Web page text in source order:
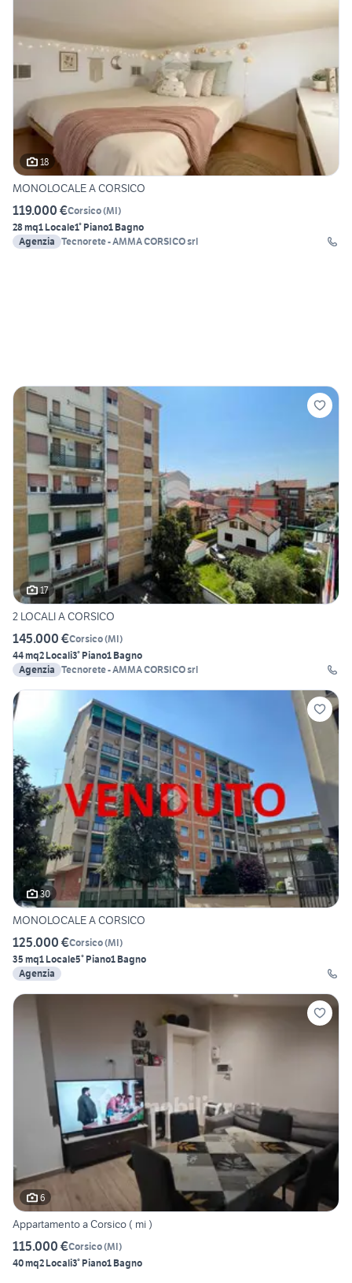
18
MONOLOCALE A CORSICO
119.000 €Corsico(MI)
28 mq1 Locale1° Piano1 Bagno
Agenzia Tecnorete - AMMA CORSICO srl
17
2 LOCALI A CORSICO
145.000 €Corsico(MI)
44 mq2 Locali3° Piano1 Bagno
Agenzia Tecnorete - AMMA CORSICO srl
30
MONOLOCALE A CORSICO
125.000 €Corsico(MI)
35 mq1 Locale5° Piano1 Bagno
Agenzia
6
Appartamento a Corsico ( mi )
115.000 €Corsico(MI)
40 mq2 Locali3° Piano1 Bagno